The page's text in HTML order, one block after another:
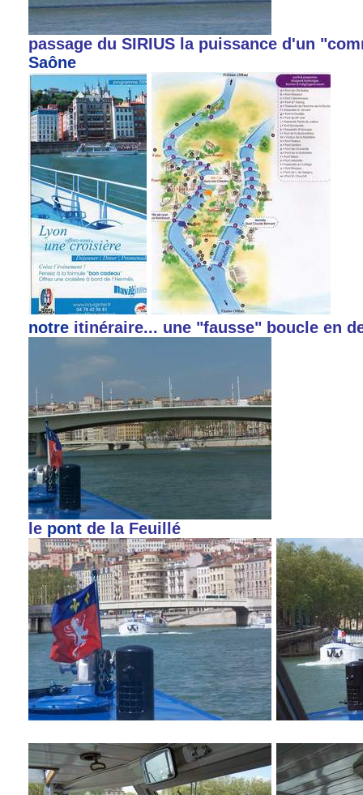
passage du SIRIUS la puissance d'un
Saône
notre itinéraire... une "fausse" boucle en
le pont de la Feuillé